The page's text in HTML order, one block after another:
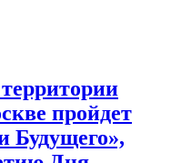
территории
пройдет
Будущего»,